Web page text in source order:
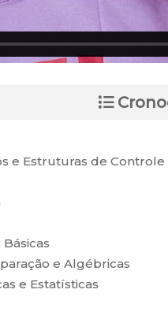
e Estruturas de Controle
e Algébricas
e Estatísticas